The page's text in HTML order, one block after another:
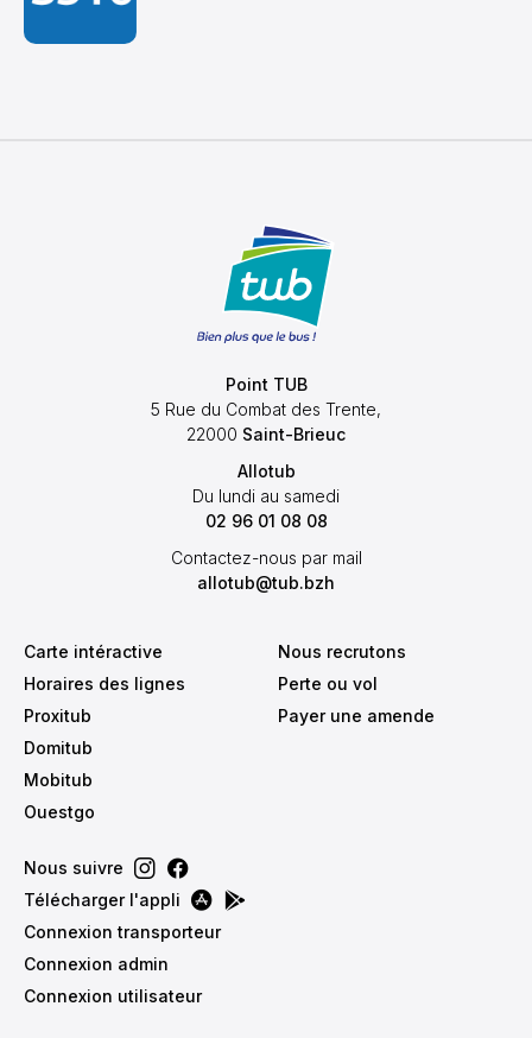
Point TUB
5 Rue du Combat des Trente,
22000 Saint-Brieuc
Allotub
Du lundi au samedi
02 96 01 08 08
Contactez-nous par mail
allotub@tub.bzh
Carte intéractive
Horaires des lignes
Proxitub
Domitub
Mobitub
Ouestgo
Nous recrutons
Perte ou vol
Payer une amende
Nous suivre
Télécharger l'appli
Connexion transporteur
Connexion admin
Connexion utilisateur